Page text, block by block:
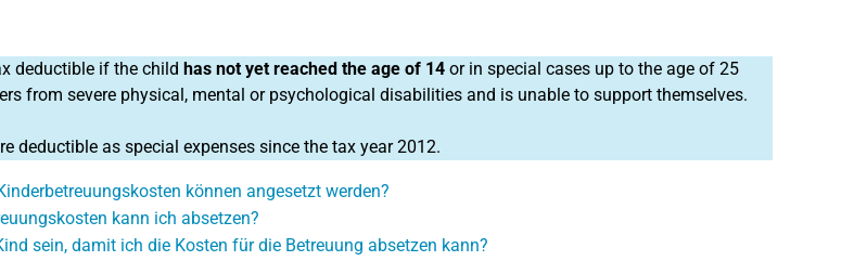
deductible if the child has not yet reached the age of 14or in special cases up to the age of 25
from severe physical, mental or psychological disabilities and is unable to support themselves.
deductible as special expenses since the tax year 2012.
können angesetzt werden?
kann ich absetzen?
sein, damit ich die Kosten für die Betreuung absetzen kann?